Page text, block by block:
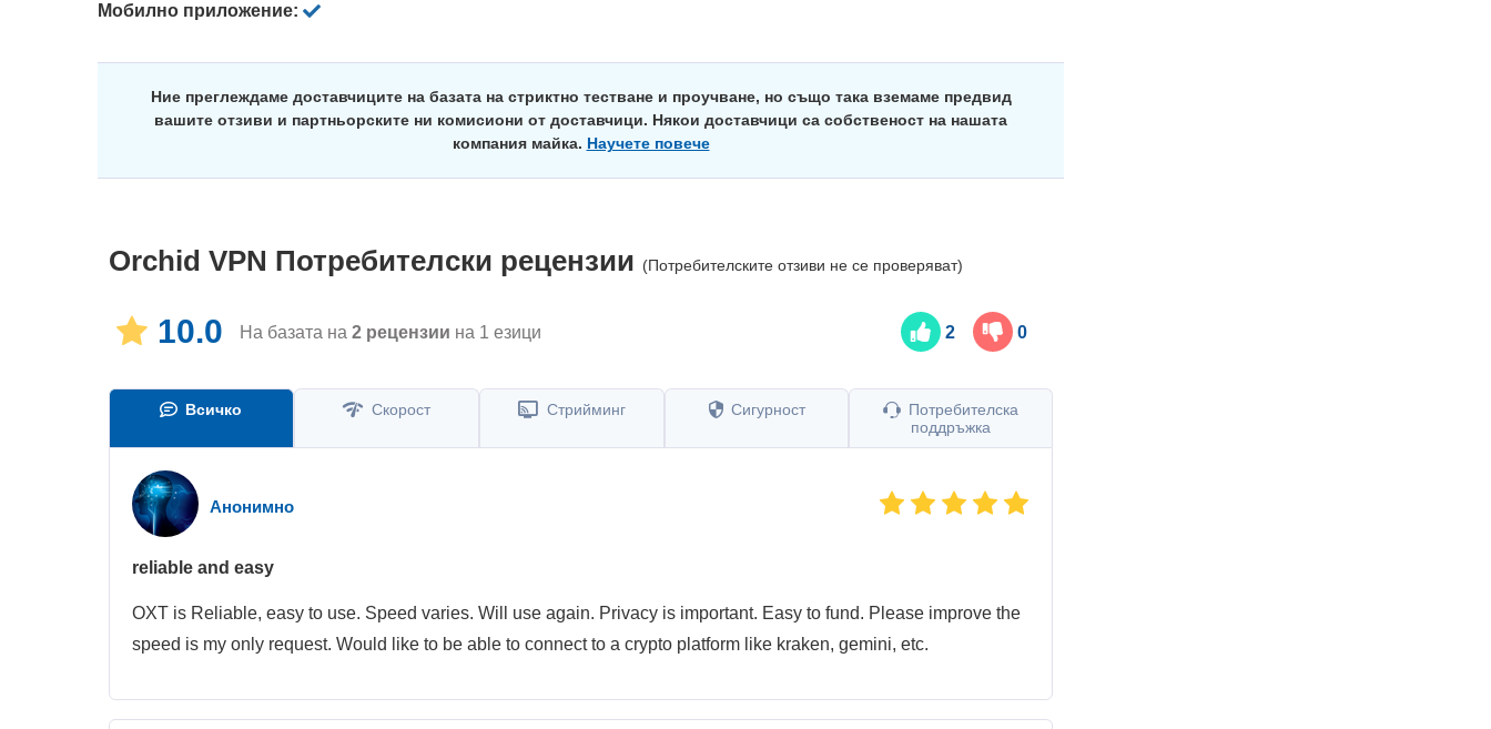
Мобилно приложение:
Ние преглеждаме доставчиците на базата на стриктно тестване и проучване, но също така вземаме предвид
вашите отзиви и партньорските ни комисиони от доставчици. Някои доставчици са собственост на нашата
компания майка. Научете повече
Orchid VPN Потребителски рецензии (Потребителските отзиви не се проверяват)
10.0 На базата на 2 рецензии на 1 езици 2 0
Всичко Скорост Стрийминг Сигурност
Потребителска
поддръжка
Анонимно
reliable and easy
OXT is Reliable, easy to use. Speed varies. Will use again. Privacy is important. Easy to fund. Please improve the
speed is my only request. Would like to be able to connect to a crypto platform like kraken, gemini, etc.